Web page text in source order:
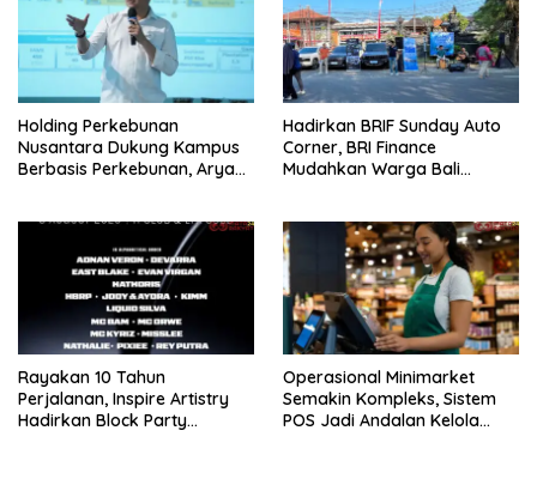
Holding Perkebunan
Nusantara Dukung Kampus
Berbasis Perkebunan, Arya
Pertama Magister ITSI
Hadirkan BRIF Sunday Auto
Corner, BRI Finance
Mudahkan Warga Bali
Rayakan 10 Tahun
Perjalanan, Inspire Artistry
Hadirkan Block Party
Operasional Minimarket
Semakin Kompleks, Sistem
POS Jadi Andalan Kelola